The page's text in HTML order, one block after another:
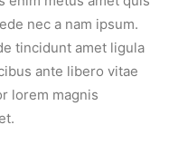
nec a nam ipsum.
tincidunt amet ligula
ante libero vitae
lorem magnis